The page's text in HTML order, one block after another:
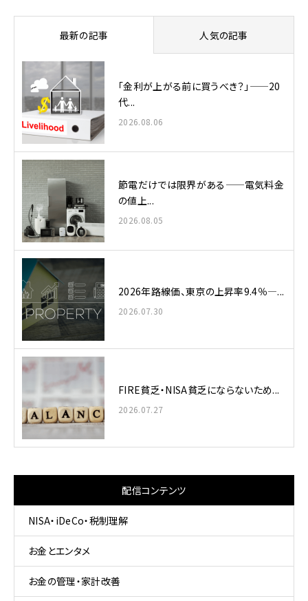
最新の記事 人気の記事
「金利が上がる前に買うべき？」——20
代...
2026.08.06
節電だけでは限界がある——電気料金
の値上...
2026.08.05
2026年路線価、東京の上昇率9.4％—...
2026.07.30
FIRE貧乏・NISA貧乏にならないため...
2026.07.27
配信コンテンツ
NISA・iDeCo・税制理解
お金とエンタメ
お金の管理・家計改善